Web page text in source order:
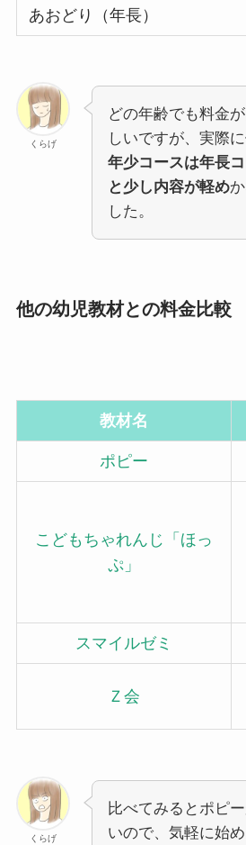
あおどり（年長）
くらげ
どの年齢でも料金
しいですが、実際
年少コースは年長
と少し内容が軽め
した。
他の幼児教材との料金比較
教材名
ポピー
こどもちゃれんじ「ほっ
ぷ」
スマイルゼミ
Ｚ会
くらげ
比べてみるとポピ
いので、気軽に始